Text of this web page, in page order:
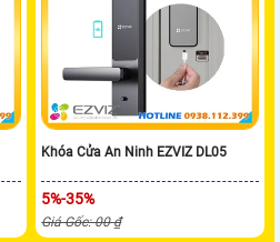
Khóa Cửa An Ninh EZVIZ DL05
5%-35%
Giá Gốc: 00 ₫